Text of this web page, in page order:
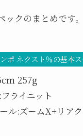
ックのまとめです。
ポ ネクスト％の基本
257g
ライニット
ル:ズームX+リア